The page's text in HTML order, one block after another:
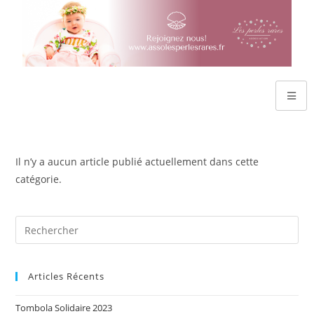
Il n’y a aucun article publié actuellement dans cette
catégorie.
Articles Récents
Tombola Solidaire 2023